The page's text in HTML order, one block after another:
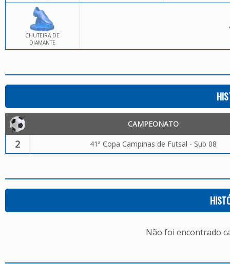
CHUTEIRA DE
DIAMANTE
CAMPEONATO
2 41ª Copa Campinas de Futsal - Sub 08
Não foi encontrado